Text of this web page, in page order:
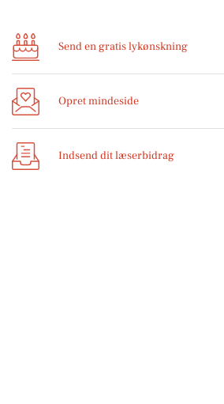
Send en gratis lykønskning
Opret mindeside
Indsend dit læserbidrag